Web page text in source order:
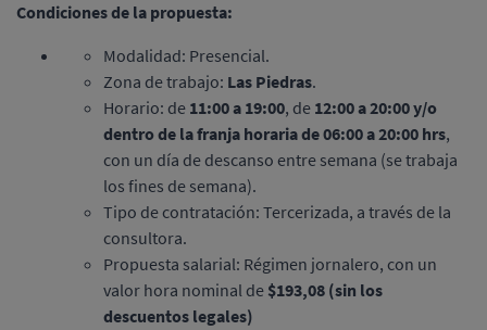
Condiciones de la propuesta:
Modalidad: Presencial.
Zona de trabajo: Las Piedras.
Horario: de 11:00 a 19:00, de 12:00 a 20:00 y/o
dentro de la franja horaria de 06:00 a 20:00 hrs,
con un día de descanso entre semana (se trabaja
los fines de semana).
Tipo de contratación: Tercerizada, a través de la
consultora.
Propuesta salarial: Régimen jornalero, con un
valor hora nominal de $193,08 (sin los
descuentos legales)